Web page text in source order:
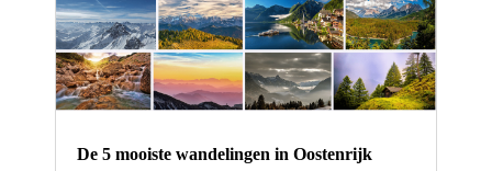
De 5 mooiste wandelingen in Oostenrijk